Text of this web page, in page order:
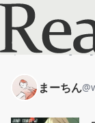
まーちん
ホーム まー
まーちん@